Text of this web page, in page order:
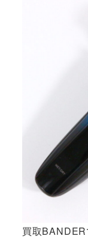
買取